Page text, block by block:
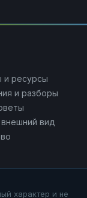
ресурсы
и разборы
вид
характер и не